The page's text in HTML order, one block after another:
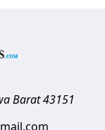
Barat 43151